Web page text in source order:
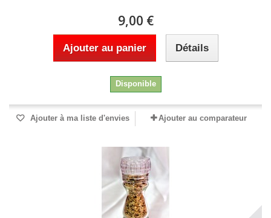
9,00 €
Ajouter au panier Détails
Disponible
Ajouter à ma liste d'envies Ajouter au comparateur